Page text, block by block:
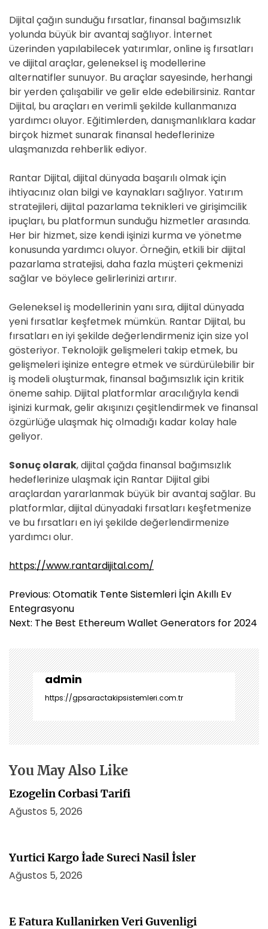
Dijital çağın sunduğu fırsatlar, finansal bağımsızlık
yolunda büyük bir avantaj sağlıyor. İnternet
üzerinden yapılabilecek yatırımlar, online iş fırsatları
ve dijital araçlar, geleneksel iş modellerine
alternatifler sunuyor. Bu araçlar sayesinde, herhangi
bir yerden çalışabilir ve gelir elde edebilirsiniz. Rantar
Dijital, bu araçları en verimli şekilde kullanmanıza
yardımcı oluyor. Eğitimlerden, danışmanlıklara kadar
birçok hizmet sunarak finansal hedeflerinize
ulaşmanızda rehberlik ediyor.
Rantar Dijital, dijital dünyada başarılı olmak için
ihtiyacınız olan bilgi ve kaynakları sağlıyor. Yatırım
stratejileri, dijital pazarlama teknikleri ve girişimcilik
ipuçları, bu platformun sunduğu hizmetler arasında.
Her bir hizmet, size kendi işinizi kurma ve yönetme
konusunda yardımcı oluyor. Örneğin, etkili bir dijital
pazarlama stratejisi, daha fazla müşteri çekmenizi
sağlar ve böylece gelirlerinizi artırır.
Geleneksel iş modellerinin yanı sıra, dijital dünyada
yeni fırsatlar keşfetmek mümkün. Rantar Dijital, bu
fırsatları en iyi şekilde değerlendirmeniz için size yol
gösteriyor. Teknolojik gelişmeleri takip etmek, bu
gelişmeleri işinize entegre etmek ve sürdürülebilir bir
iş modeli oluşturmak, finansal bağımsızlık için kritik
öneme sahip. Dijital platformlar aracılığıyla kendi
işinizi kurmak, gelir akışınızı çeşitlendirmek ve finansal
özgürlüğe ulaşmak hiç olmadığı kadar kolay hale
geliyor.
Sonuç olarak, dijital çağda finansal bağımsızlık
hedeflerinize ulaşmak için Rantar Dijital gibi
araçlardan yararlanmak büyük bir avantaj sağlar. Bu
platformlar, dijital dünyadaki fırsatları keşfetmenize
ve bu fırsatları en iyi şekilde değerlendirmenize
yardımcı olur.
https://www.rantardijital.com/
Y
a
z
g
e
z
i
n
m
e
i
Previous: Otomatik Tente Sistemleri İçin Akıllı Ev
Entegrasyonu
Next: The Best Ethereum Wallet Generators for 2024
admin
https://gpsaractakipsistemleri.com.tr
You May Also Like
Ezogelin Corbasi Tarifi
Ağustos 5, 2026
Yurtici Kargo İade Sureci Nasil İsler
Ağustos 5, 2026
E Fatura Kullanirken Veri Guvenligi